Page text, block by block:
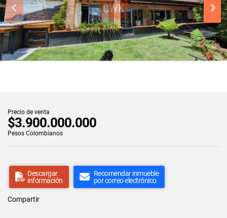
Precio de venta
$3.900.000.000
Pesos Colombianos
Descargar
información
Recomendar inmueble
por correo electrónico
Compartir